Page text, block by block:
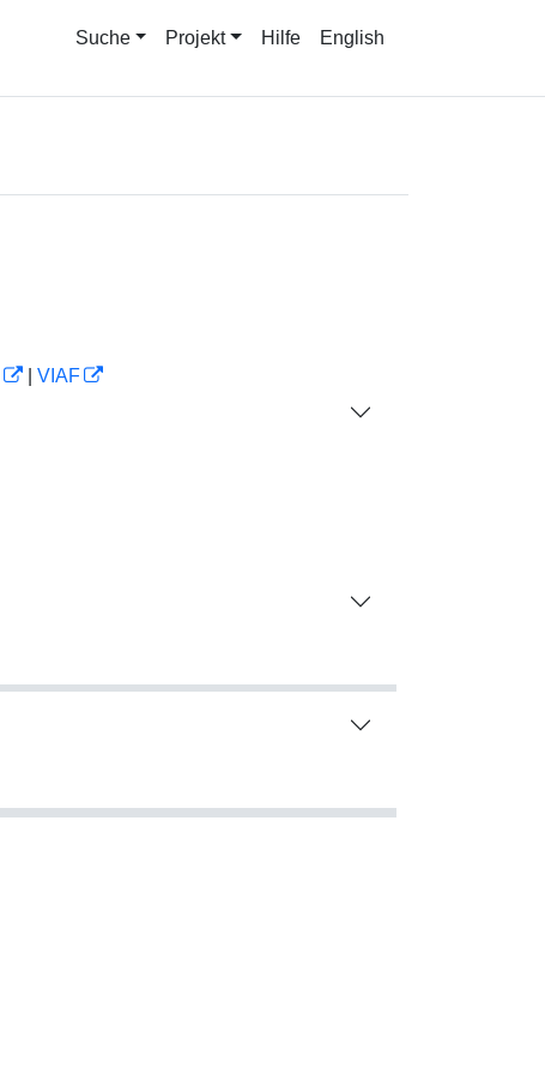
Suche Projekt Hilfe English
VIAF